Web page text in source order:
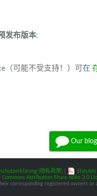
发布版本:
（可能不受支持！）可在
Our blog
(隐私政策)
Commons Attribution-Share Alike 3.0
corresponding registered owners or